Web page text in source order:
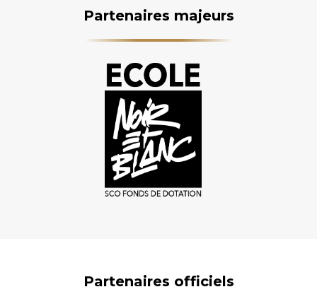
Partenaires majeurs
Partenaires officiels